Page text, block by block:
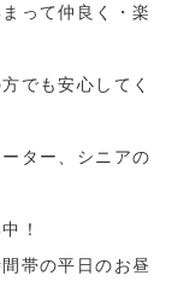
って仲良く・楽
でも安心してく
ター、シニアの
！
帯の平日のお昼